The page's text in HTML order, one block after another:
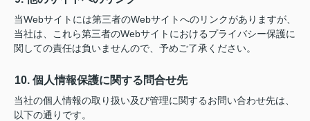
当Webサイトには第三者のWebサイトへのリンクがありますが、
当社は、これら第三者のWebサイトにおけるプライバシー保護に
関しての責任は負いませんので、予めご了承ください。
10. 個人情報保護に関する問合せ先
当社の個人情報の取り扱い及び管理に関するお問い合わせ先は、
以下の通りです。